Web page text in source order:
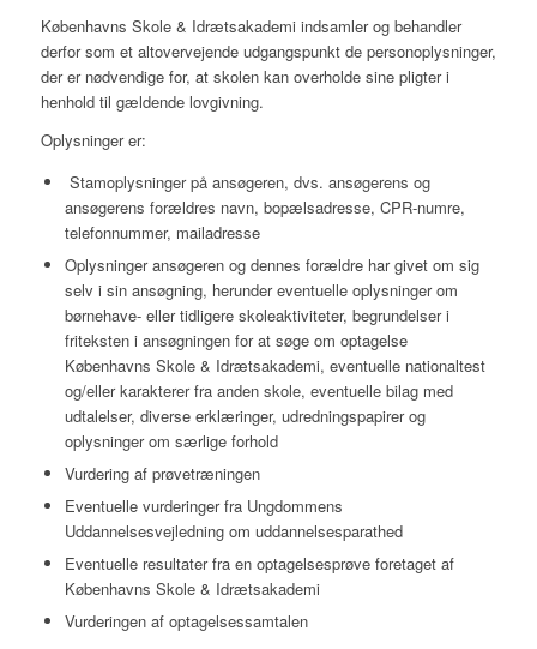
Københavns Skole & Idrætsakademi indsamler og behandler
derfor som et altovervejende udgangspunkt de personoplysninger,
der er nødvendige for, at skolen kan overholde sine pligter i
henhold til gældende lovgivning.
Oplysninger er:
Stamoplysninger på ansøgeren, dvs. ansøgerens og
ansøgerens forældres navn, bopælsadresse, CPR-numre,
telefonnummer, mailadresse
Oplysninger ansøgeren og dennes forældre har givet om sig
selv i sin ansøgning, herunder eventuelle oplysninger om
børnehave- eller tidligere skoleaktiviteter, begrundelser i
friteksten i ansøgningen for at søge om optagelse
Københavns Skole & Idrætsakademi, eventuelle nationaltest
og/eller karakterer fra anden skole, eventuelle bilag med
udtalelser, diverse erklæringer, udredningspapirer og
oplysninger om særlige forhold
Vurdering af prøvetræningen
Eventuelle vurderinger fra Ungdommens
Uddannelsesvejledning om uddannelsesparathed
Eventuelle resultater fra en optagelsesprøve foretaget af
Københavns Skole & Idrætsakademi
Vurderingen af optagelsessamtalen